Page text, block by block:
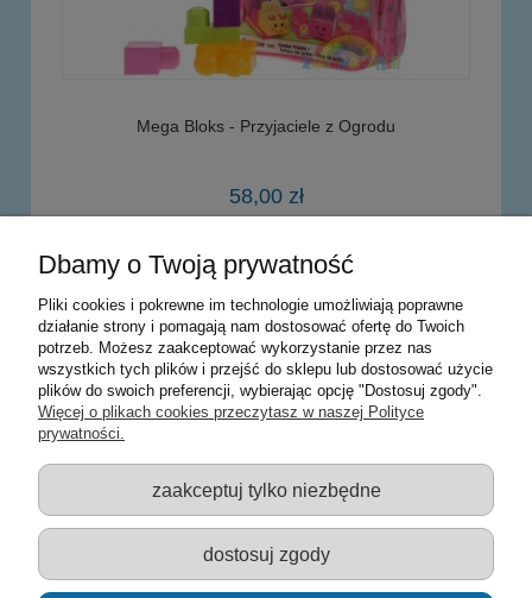
Mega Bloks - Przyjaciele z Ogrodu
58,00 zł
powiadom o dostępności
Warunki zakupów
Moje konto
Informacje o sklepie
Sklep z zabawkami Łódź :: Hurownia zabawek :: Zabawki
edukacyjne :: Zestawy artystyczne :: Zabawki :: samochody Welly
:: Zabawkownia :: zabawki dla dzieci :: Lalki :: Klocki :: Artykuły
szkolne ::
Dbamy o Twoją prywatność
Pliki cookies i pokrewne im technologie umożliwiają poprawne
działanie strony i pomagają nam dostosować ofertę do Twoich
potrzeb. Możesz zaakceptować wykorzystanie przez nas
wszystkich tych plików i przejść do sklepu lub dostosować użycie
plików do swoich preferencji, wybierając opcję "Dostosuj zgody".
Więcej o plikach cookies przeczytasz w naszej Polityce
prywatności.
zaakceptuj tylko niezbędne
dostosuj zgody